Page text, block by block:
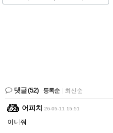
댓글(52) 등록순 최신순
어피치 26-05-11 15:51
이니줘